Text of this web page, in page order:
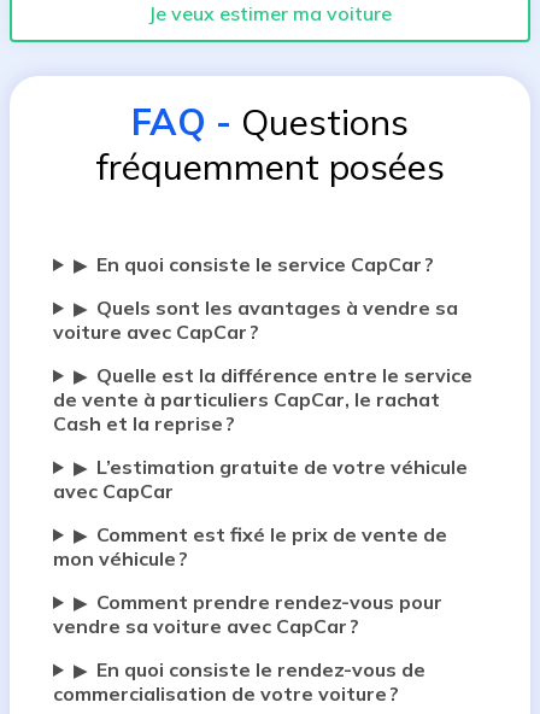
Je veux estimer ma voiture
FAQ - Questions
fréquemment posées
▶ En quoi consiste le service CapCar ?
▶ Quels sont les avantages à vendre sa
voiture avec CapCar ?
▶ Quelle est la différence entre le service
de vente à particuliers CapCar, le rachat
Cash et la reprise ?
▶ L’estimation gratuite de votre véhicule
avec CapCar
▶ Comment est fixé le prix de vente de
mon véhicule ?
▶ Comment prendre rendez-vous pour
vendre sa voiture avec CapCar ?
▶ En quoi consiste le rendez-vous de
commercialisation de votre voiture ?